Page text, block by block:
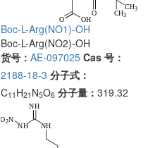
Boc-L-Arg(NO1)-OH
Boc-L-Arg(NO2)-OH
货号： AE-097025 Cas 号：
2188-18-3 分子式：
C11 H21 N5O6 分子量： 319.32